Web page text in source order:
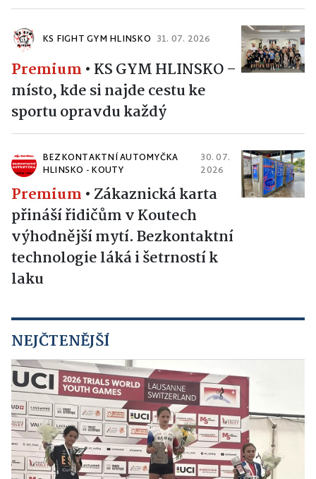
KS FIGHT GYM HLINSKO 31. 07. 2026
Premium • KS GYM HLINSKO –
místo, kde si najde cestu ke
sportu opravdu každý
BEZKONTAKTNÍ AUTOMYČKA
HLINSKO - KOUTY
30. 07.
2026
Premium • Zákaznická karta
přináší řidičům v Koutech
výhodnější mytí. Bezkontaktní
technologie láká i šetrností k
laku
NEJČTENĚJŠÍ